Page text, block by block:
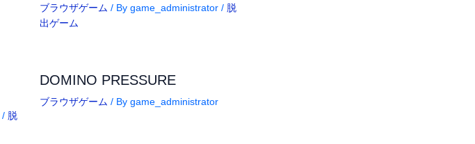
ブラウザゲーム / By game_administrator / 脱
出ゲーム
/ 脱
DOMINO PRESSURE
ブラウザゲーム / By game_administrator